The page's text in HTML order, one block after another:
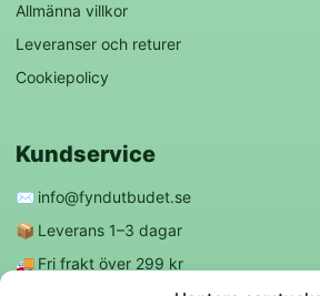
Allmänna villkor
Leveranser och returer
Cookiepolicy
Kundservice
✉️ info@fyndutbudet.se
📦 Leverans 1–3 dagar
🚚 Fri frakt över 299 kr